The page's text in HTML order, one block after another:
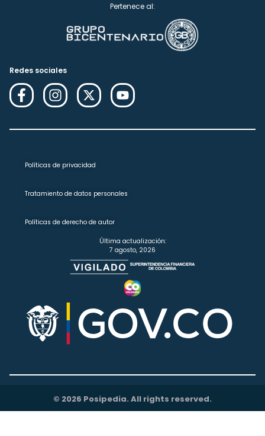
Pertenece al:
Redes sociales
Políticas de privacidad
Tratamiento de datos personales
Políticas de derecho de autor
Última actualización:
7 agosto, 2026
© 2026 Posipedia. All rights reserved.